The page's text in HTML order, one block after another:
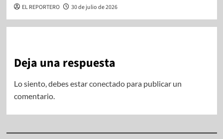
EL REPORTERO 30 de julio de 2026
Deja una respuesta
Lo siento, debes estarconectadopara publicar un
comentario.